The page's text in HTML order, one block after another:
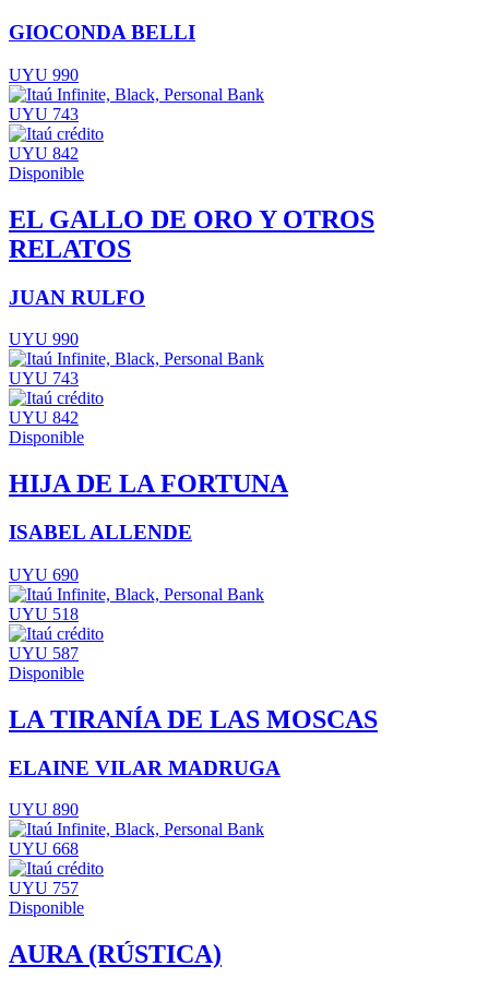
GIOCONDA BELLI
UYU 990
UYU 743
UYU 842
Disponible
EL GALLO DE ORO Y OTROS
RELATOS
JUAN RULFO
UYU 990
UYU 743
UYU 842
Disponible
HIJA DE LA FORTUNA
ISABEL ALLENDE
UYU 690
UYU 518
UYU 587
Disponible
LA TIRANÍA DE LAS MOSCAS
ELAINE VILAR MADRUGA
UYU 890
UYU 668
UYU 757
Disponible
AURA (RÚSTICA)